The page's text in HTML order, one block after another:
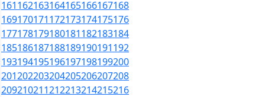
161162163164165166167168
169170171172173174175176
177178179180181182183184
185186187188189190191192
193194195196197198199200
201202203204205206207208
209210211212213214215216